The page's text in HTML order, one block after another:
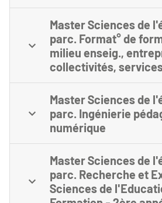
Master Sciences de
parc. Format° de
milieu enseig.,
collectivités,
Master Sciences de
parc. Ingénierie
numérique
Master Sciences de
parc. Recherche et
Sciences de